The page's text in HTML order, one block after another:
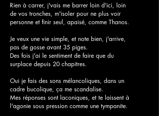
Rien à carrer, j'vais me barrer loin d'ici, loin
de vos tronches, m'isoler pour ne plus voir
personne et finir seul, apaisé, comme Thanos.
Je veux une vie simple, et note bien, j'arrive,
pas de gosse avant 35 piges.
Des fois j'ai le sentiment de faire que du
surplace depuis 20 chapitres.
Oui je fais des sons mélancoliques, dans un
cadre bucolique, ça me scandalise.
Mes réponses sont laconiques, et te laissent à
l'agonie sous pression comme une tympanite.